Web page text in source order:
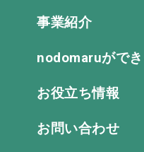
事業紹介
nodomaruがで
お役立ち情報
お問い合わせ